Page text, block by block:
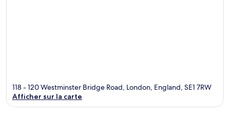
118 - 120 Westminster Bridge Road, London, England, SE1 7RW
Afficher sur la carte